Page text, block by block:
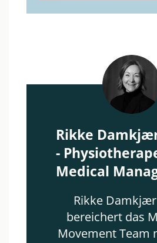
Rikke
-
Medical
Rikke
bereichert das
Movement Team